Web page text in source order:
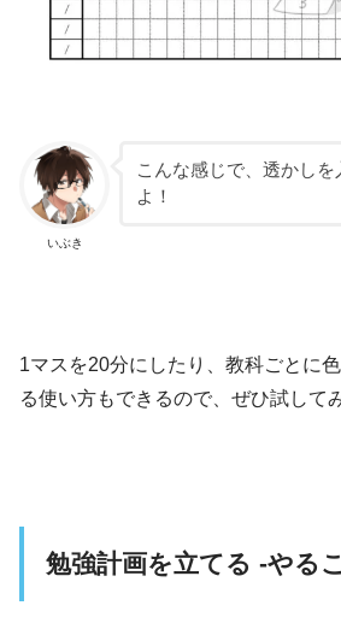
いぶき
こんな感じで、透かし
よ！
1マスを20分にしたり、教科ごとに
る使い方もできるので、ぜひ試して
勉強計画を立てる -やる